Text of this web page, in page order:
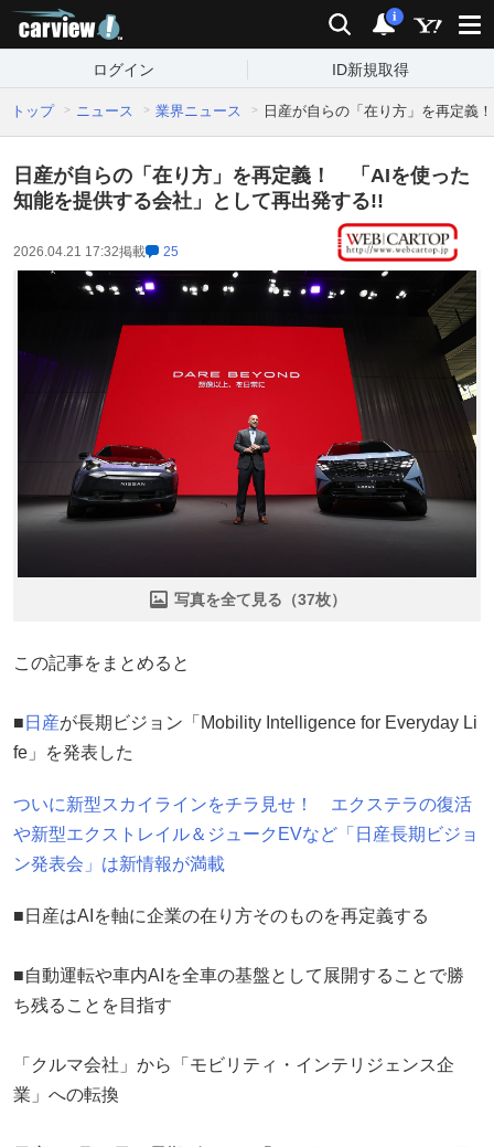
検索 通知
i
ログイン ID新規取得
トップ ニュース 業界ニュース 日産が自らの「在り方」を再定義
日産が自らの「在り方」を再定義！ 「AIを使った
知能を提供する会社」として再出発する!!
2026.04.21 17:32掲載 25
写真を全て見る（37枚）
この記事をまとめると
■ 日産が長期ビジョン「Mobility Intelligence for Everyday Li
fe」を発表した
ついに新型スカイラインをチラ見せ！ エクステラの復活
や新型エクストレイル＆ジュークEVなど「日産長期ビジョ
ン発表会」は新情報が満載
■日産はAIを軸に企業の在り方そのものを再定義する
■自動運転や車内AIを全車の基盤として展開することで勝
ち残ることを目指す
「クルマ会社」から「モビリティ・インテリジェンス企
業」への転換